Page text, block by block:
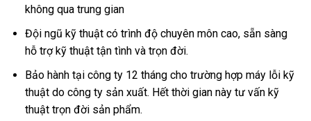
không qua trung gian
Đội ngũ kỹ thuật có trình độ chuyên môn cao, sẵn sàng
hỗ trợ kỹ thuật tận tình và trọn đời.
Bảo hành tại công ty 12 tháng cho trường hợp máy lỗi kỹ
thuật do công ty sản xuất. Hết thời gian này tư vấn kỹ
thuật trọn đời sản phẩm.